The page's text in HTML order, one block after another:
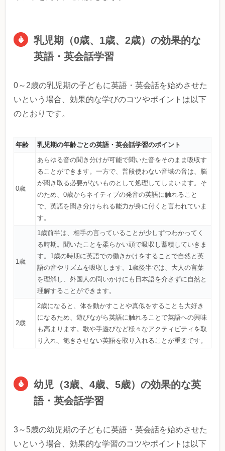
乳児期（0歳、1歳、2歳）の効果的な
英語・英会話学習
0～2歳の乳児期の子どもに英語・英会話を始めさせた
いという場合、効果的な学びのコツやポイントは以下
のとおりです。
年齢 乳児期の年齢ごとの英語・英会話学習のポイント
0歳
あらゆる音の聞き分けが可能で聞いた音をそのまま吸収す
ることができます。一方で、普段使わない音域の音は、脳
が聞き取る必要がないものとして処理してしまいます。そ
のため、0歳からネイティブの発音の英語に触れること
で、英語を聞き分けられる能力が身に付くと言われていま
す。
1歳
1歳前半は、相手の言っていることが少しずつわかってく
る時期。聞いたことを柔らかい頭で吸収し蓄積していきま
す。1歳の時期に英語での働きかけをすることで自然と英
語の音やリズムを吸収します。1歳後半では、大人の言葉
を理解し、外国人の問いかけにも日本語を介さずに自然と
理解することができます。
2歳
2歳になると、体を動かすことや真似をすることも大好き
になるため、遊びながら英語に触れることで英語への興味
も高まります。歌や手遊びなど様々なアクティビティを取
り入れ、飽きさせない英語を取り入れることが重要です。
幼児（3歳、4歳、5歳）の効果的な英
語・英会話学習
3～5歳の幼児期の子どもに英語・英会話を始めさせた
いという場合、効果的な学習のコツやポイントは以下